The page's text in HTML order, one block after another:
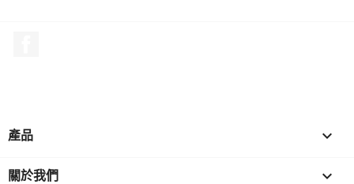
產品 
關於我們 